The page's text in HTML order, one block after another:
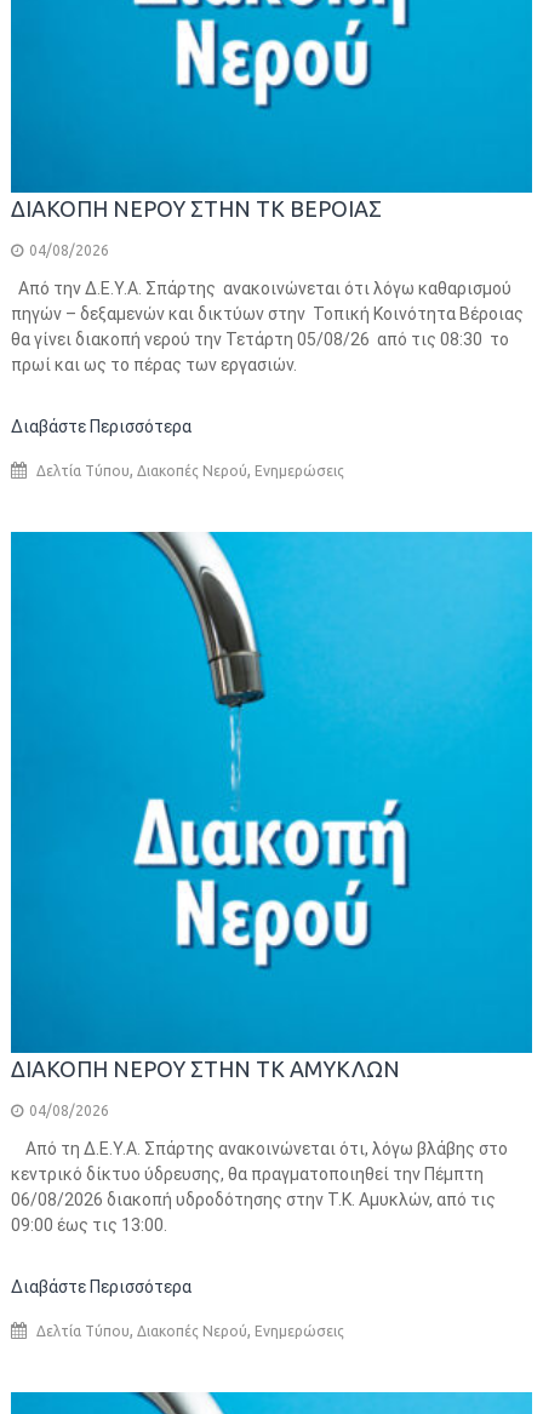
ΔΙΑΚΟΠΗ ΝΕΡΟΥ ΣΤΗΝ ΤΚ ΒΕΡΟΙΑΣ
04/08/2026
Από την Δ.Ε.Υ.Α. Σπάρτης ανακοινώνεται ότι λόγω καθαρισμού
πηγών – δεξαμενών και δικτύων στην Τοπική Κοινότητα Βέροιας
θα γίνει διακοπή νερού την Τετάρτη 05/08/26 από τις 08:30 το
πρωί και ως το πέρας των εργασιών.
Διαβάστε Περισσότερα
Δελτία Τύπου, Διακοπές Νερού, Ενημερώσεις
ΔΙΑΚΟΠΗ ΝΕΡΟΥ ΣΤΗΝ ΤΚ ΑΜΥΚΛΩΝ
04/08/2026
Από τη Δ.Ε.Υ.Α. Σπάρτης ανακοινώνεται ότι, λόγω βλάβης στο
κεντρικό δίκτυο ύδρευσης, θα πραγματοποιηθεί την Πέμπτη
06/08/2026 διακοπή υδροδότησης στην Τ.Κ. Αμυκλών, από τις
09:00 έως τις 13:00.
Διαβάστε Περισσότερα
Δελτία Τύπου, Διακοπές Νερού, Ενημερώσεις